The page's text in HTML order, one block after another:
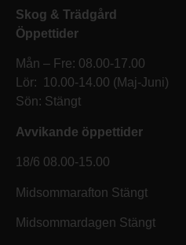
Skog & Trädgård
Öppettider
Mån – Fre: 08.00-17.00
Lör: 10.00-14.00 (Maj-Juni)
Sön: Stängt
Avvikande öppettider
18/6 08.00-15.00
Midsommarafton Stängt
Midsommardagen Stängt